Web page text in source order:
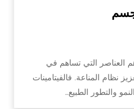
العناصر التي تساهم في
نظام المناعة. فالفيتامينات
والتطور الطبيع…